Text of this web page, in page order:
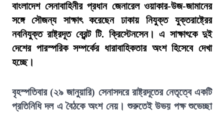
বাংলাদেশ সেনাবাহিনীর প্রধান জেনারেল ওয়াকার-উজ-জামানের
সঙ্গে সৌজন্য সাক্ষাৎ করেছেন ঢাকায় নিযুক্ত যুক্তরাষ্ট্রের
নবনিযুক্ত রাষ্ট্রদূত ব্রেন্ট টি. ক্রিস্টেনসেন। এ সাক্ষাৎকে দুই
দেশের পারস্পরিক সম্পর্কের ধারাবাহিকতার অংশ হিসেবে দেখা
হচ্ছে।
বৃহস্পতিবার (২৯ জানুয়ারি) সেনাসদরে রাষ্ট্রদূতের নেতৃত্বে একটি
প্রতিনিধি দল এ বৈঠকে অংশ নেয়। শুরুতেই উভয় পক্ষ শুভেচ্ছা